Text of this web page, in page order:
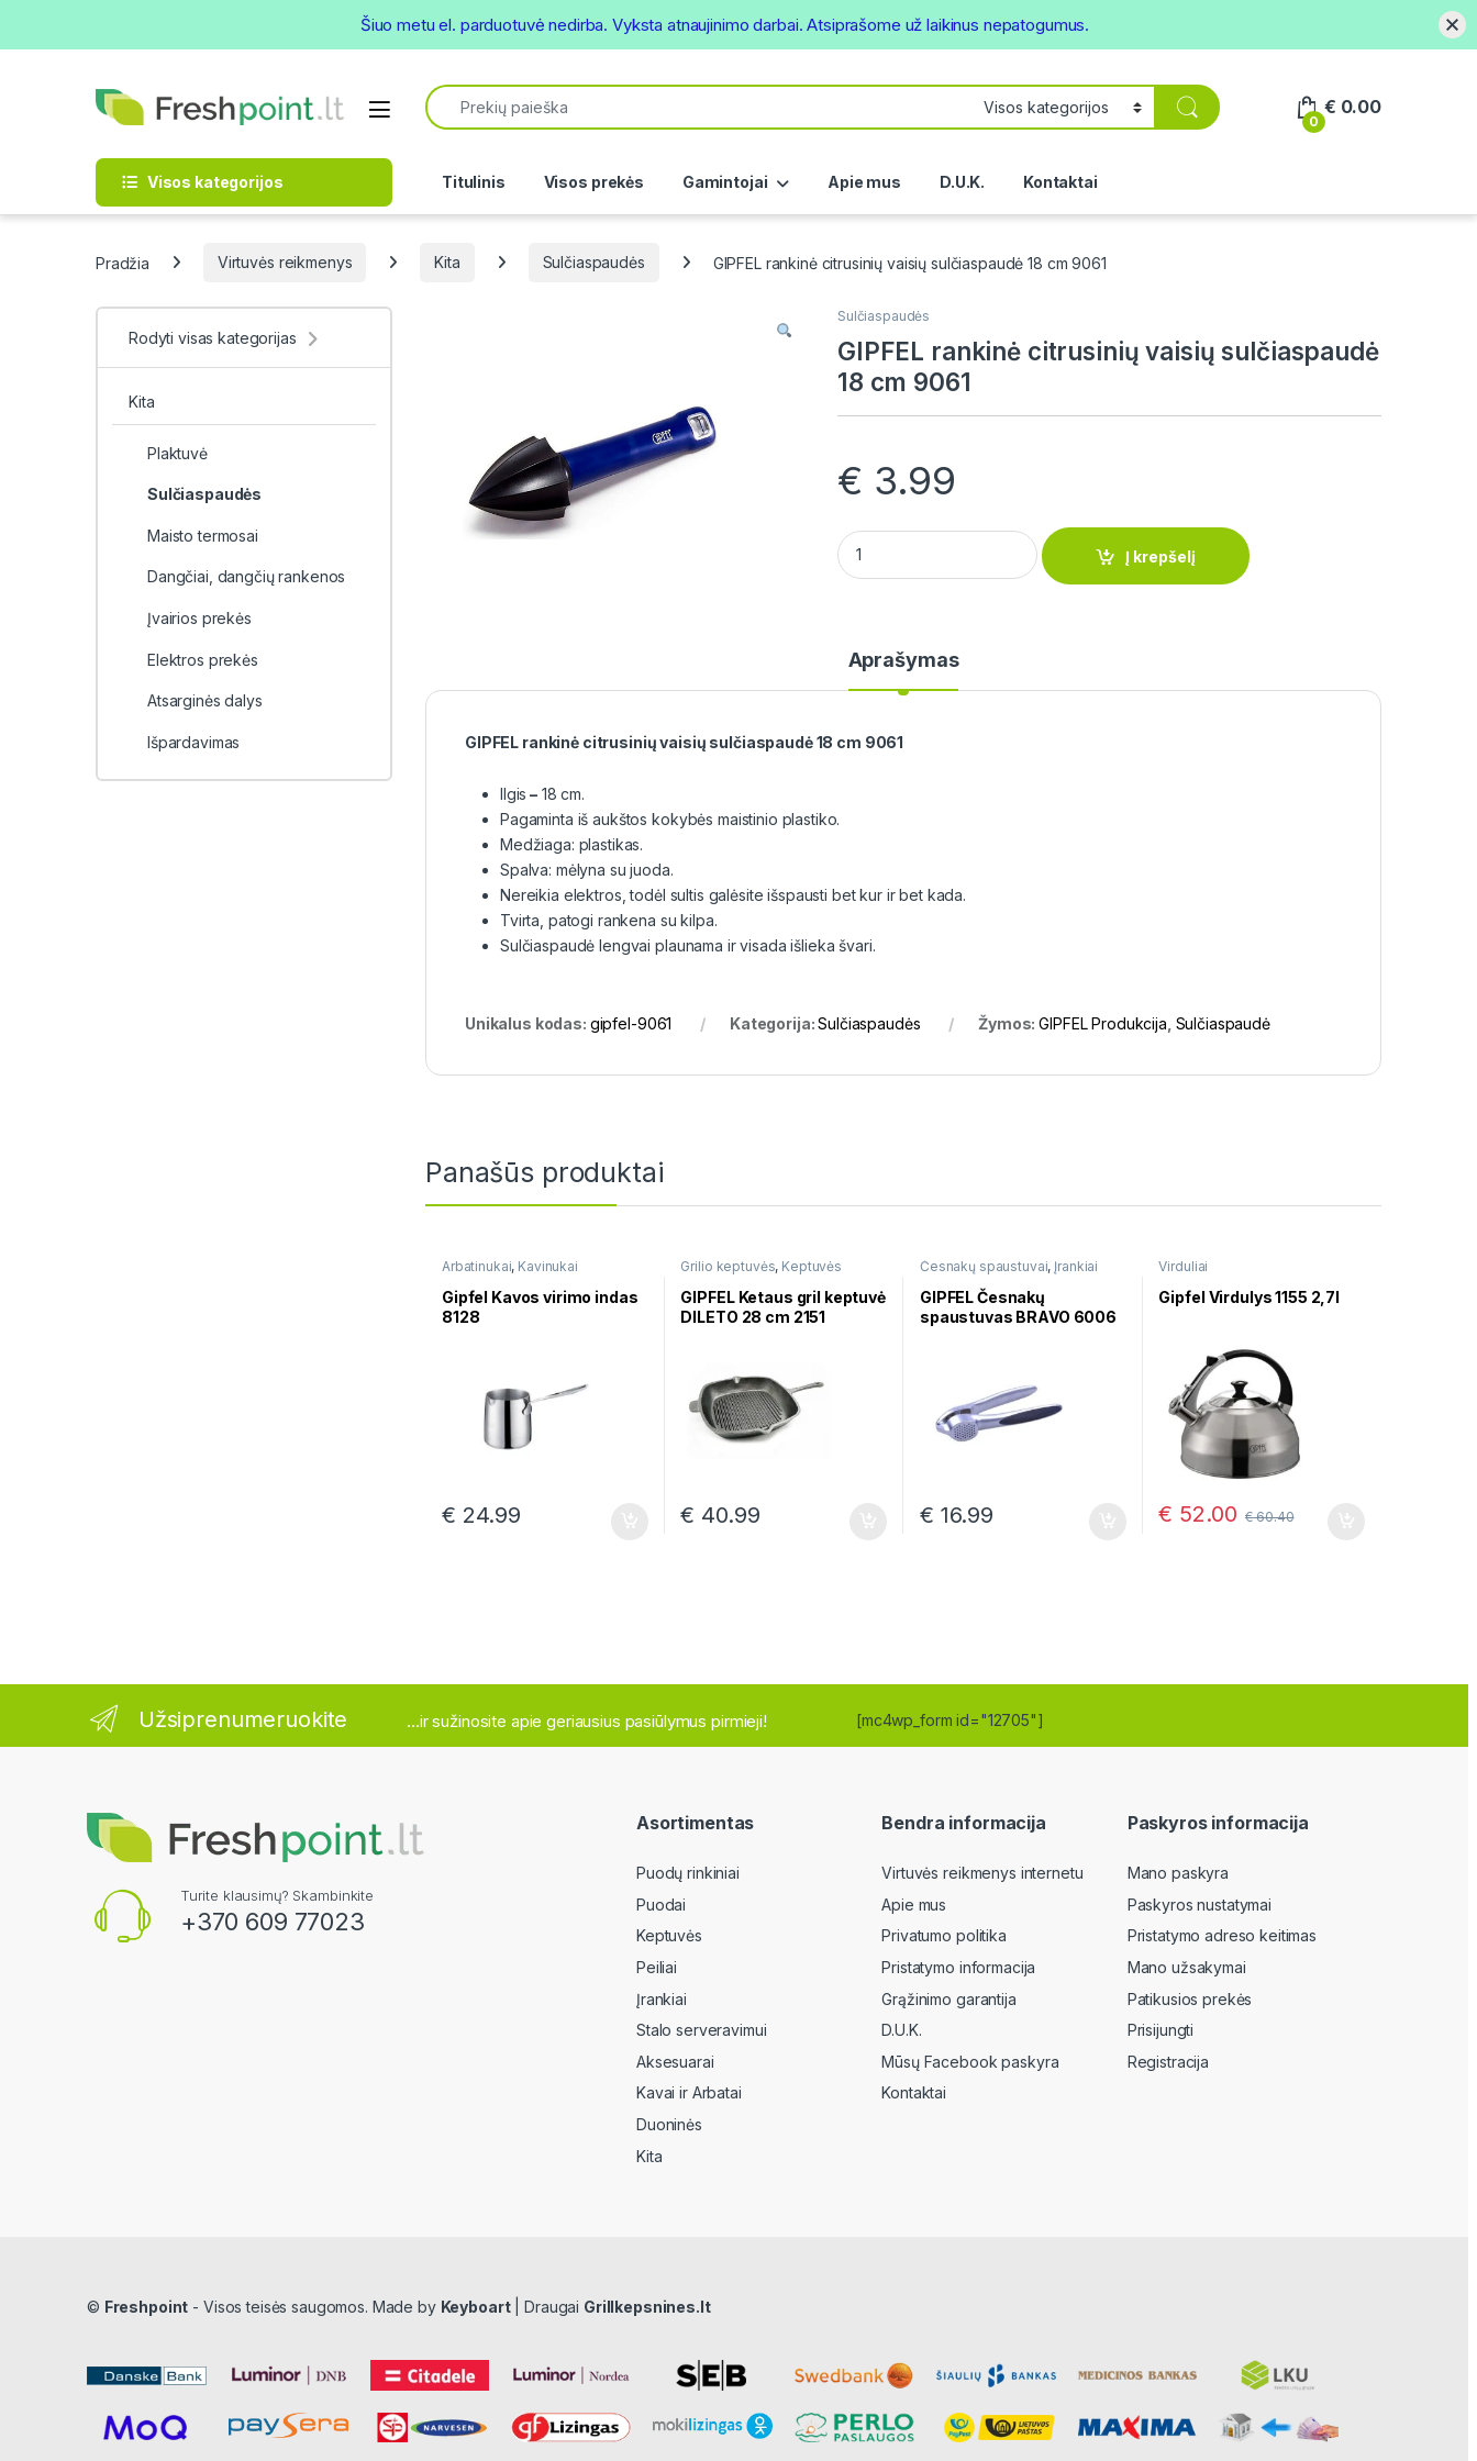
Open
Search for:
0
€ 0.00
Visos kategorijos Titulinis Visos prekės Gamintojai Apie mus D.U.K. Kontaktai
Pradžia Virtuvės reikmenys Kita Sulčiaspaudės GIPFEL rankinė citrusinių vaisių sulčiaspaudė 18 cm 9061
Sulčiaspaudės
GIPFEL rankinė citrusinių vaisių sulčiaspaudė
18 cm 9061
€ 3.99
GIPFEL rankinė citrusinių vaisių sulčiaspaudė 18 cm 9061 quantity
Į krepšelį
Aprašymas
GIPFEL rankinė citrusinių vaisių sulčiaspaudė 18 cm 9061
Ilgis – 18 cm.
Pagaminta iš aukštos kokybės maistinio plastiko.
Medžiaga: plastikas.
Spalva: mėlyna su juoda.
Nereikia elektros, todėl sultis galėsite išspausti bet kur ir bet kada.
Tvirta, patogi rankena su kilpa.
Sulčiaspaudė lengvai plaunama ir visada išlieka švari.
Unikalus kodas: gipfel-9061 Kategorija:Sulčiaspaudės Žymos:GIPFEL Produkcija Sulčiaspaudė
Panašūs produktai
Arbatinukai, Kavinukai
Gipfel Kavos virimo indas
8128
€ 24.99
Grilio keptuvės, Keptuvės
GIPFEL Ketaus gril keptuvė
DILETO 28 cm 2151
€ 40.99
Česnakų spaustuvai, Įrankiai
GIPFEL Česnakų
spaustuvas BRAVO 6006
€ 16.99
Virduliai
Gipfel Virdulys 1155 2,7l
€ 52.00 €60.40
Rodyti visas kategorijas
Kita
Plaktuvė
Sulčiaspaudės
Maisto termosai
Dangčiai, dangčių rankenos
Įvairios prekės
Elektros prekės
Atsarginės dalys
Išpardavimas
Užsiprenumeruokite ...ir sužinosite apie geriausius pasiūlymus pirmieji! [mc4wp_form id="12705"]
Turite klausimų? Skambinkite
+370 609 77023
Asortimentas
Puodų rinkiniai
Puodai
Keptuvės
Peiliai
Įrankiai
Stalo serveravimui
Aksesuarai
Kavai ir Arbatai
Duoninės
Kita
Bendra informacija
Virtuvės reikmenys internetu
Apie mus
Privatumo politika
Pristatymo informacija
Grąžinimo garantija
D.U.K.
Mūsų Facebook paskyra
Kontaktai
Paskyros informacija
Mano paskyra
Paskyros nustatymai
Pristatymo adreso keitimas
Mano užsakymai
Patikusios prekės
Prisijungti
Registracija
© Freshpoint - Visos teisės saugomos. Made by Keyboart| Draugai Grillkepsnines.lt
Šiuo metu el. parduotuvė nedirba. Vyksta atnaujinimo darbai. Atsiprašome už laikinus nepatogumus.